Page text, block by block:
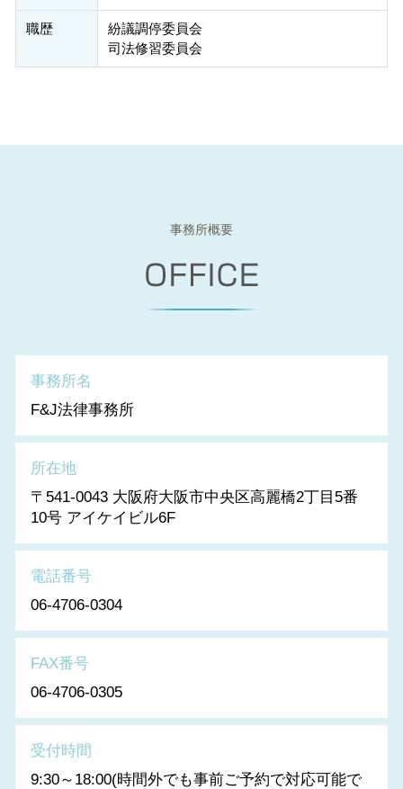
職歴
紛議調停委員会
司法修習委員会
事務所概要
事務所名
F&J法律事務所
所在地
〒541-0043 大阪府大阪市中央区高麗橋2丁目5番
10号 アイケイビル6F
電話番号
06-4706-0304
FAX番号
06-4706-0305
受付時間
9:30～18:00(時間外でも事前ご予約で対応可能で